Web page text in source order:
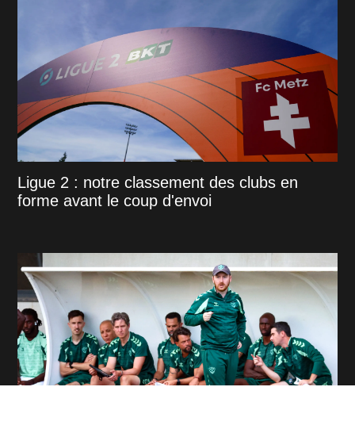
Ligue 2 : notre classement des clubs en
forme avant le coup d'envoi